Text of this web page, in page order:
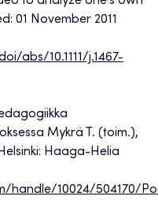
01 November 2011
abs/10.1111/j.1467-
Mykrä T. (toim.),
Haaga-Helia
10024/504170/